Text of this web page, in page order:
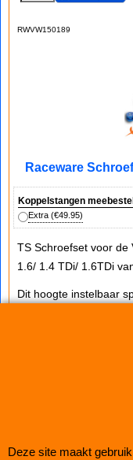
RWVW150189
Raceware
Koppelstangen
Extra (€49.95)
TS Schroefset voor de
1.6/ 1.4 TDi/ 1.6TDi
Dit hoogte instelbaar
Deze site maakt